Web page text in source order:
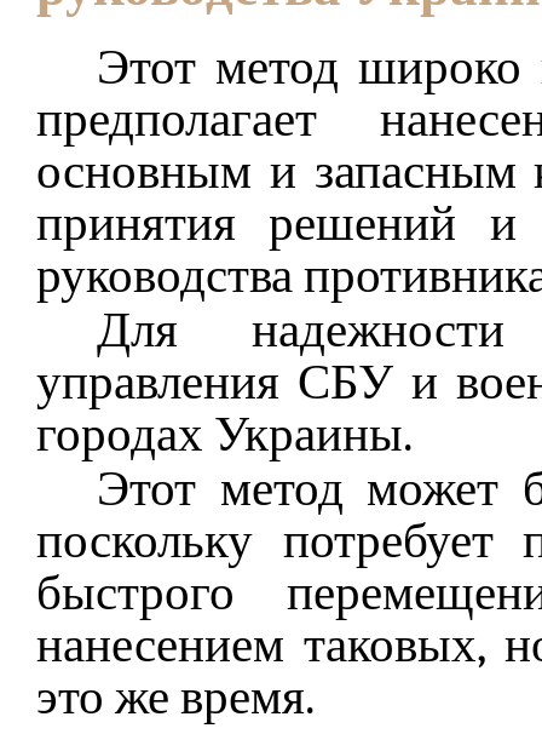
Этот метод широко
предполагает
основным и запасным
принятия решений
руководства
Для надежности
управления СБУ и
городах Украины.
Этот метод может
поскольку
быстрого
нанесением таковых,
это же время.